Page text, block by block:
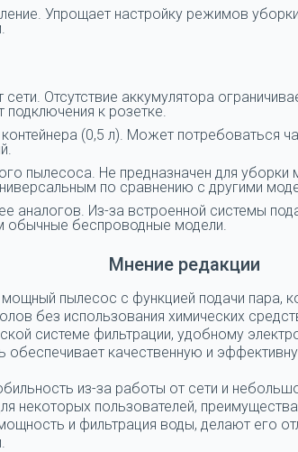
Упрощает настройку режимов
Отсутствие аккумулятора
подключения к розетке.
(0,5 л). Может потребоваться
пылесоса. Не предназначен для уборки
по сравнению с другими
аналогов. Из-за встроенной системы
обычные беспроводные модели.
Мнение редакции
пылесос с функцией подачи пара,
без использования химических
системе фильтрации, удобному
обеспечивает качественную и
из-за работы от сети и
некоторых пользователей,
и фильтрация воды, делают его